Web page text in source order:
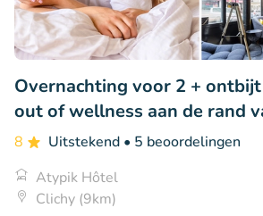
Overnachting voor 2 +
out of wellness aan de rand
8 Uitstekend • 5 beoordelingen
Atypik Hôtel
Clichy (9km)